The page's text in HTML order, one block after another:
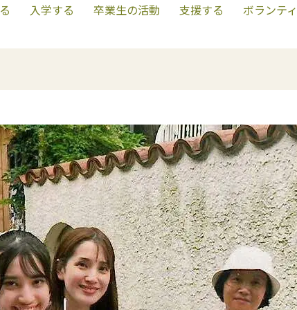
入学する 卒業生の活動 支援する ボランテ